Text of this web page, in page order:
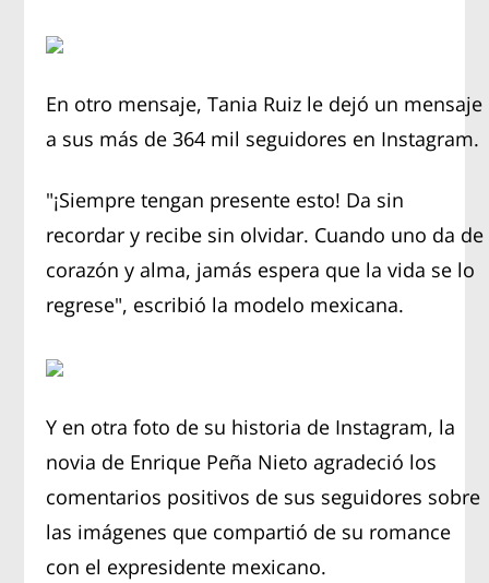
En otro mensaje, Tania Ruiz le dejó un mensaje
a sus más de 364 mil seguidores en Instagram.
"¡Siempre tengan presente esto! Da sin
recordar y recibe sin olvidar. Cuando uno da de
corazón y alma, jamás espera que la vida se lo
regrese", escribió la modelo mexicana.
Y en otra foto de su historia de Instagram, la
novia de Enrique Peña Nieto agradeció los
comentarios positivos de sus seguidores sobre
las imágenes que compartió de su romance
con el expresidente mexicano.